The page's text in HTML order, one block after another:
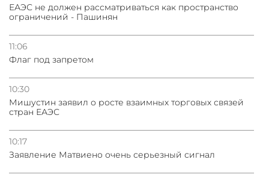
ЕАЭС не должен рассматриваться как пространство
ограничений - Пашинян
11:06
Флаг под запретом
10:30
Мишустин заявил о росте взаимных торговых связей
стран ЕАЭС
10:17
Заявление Матвиено очень серьезный сигнал